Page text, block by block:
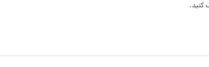
کنید.